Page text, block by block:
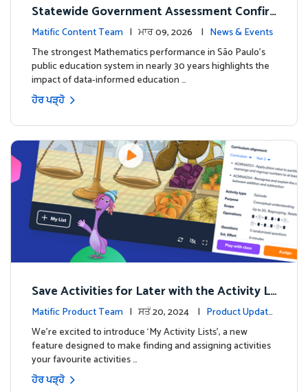
Statewide Government Assessment Confir
ms: Greater Matific Usage Linked to Higher
Math Achievement
Matific Content Team | ਮਾਰ 09, 2026 | News & Events
The strongest Mathematics performance in São Paulo’s
public education system in nearly 30 years highlights the
impact of data-informed education …
ਹੋਰ ਪੜ੍ਹੋ
Save Activities for Later with the Activity Li
sts Feature
Matific Product Team | ਸਤੰ 20, 2024 | Product Update
s
We're excited to introduce ‘My Activity Lists’, a new
feature designed to make finding and assigning activities
your favourite activities …
ਹੋਰ ਪੜ੍ਹੋ